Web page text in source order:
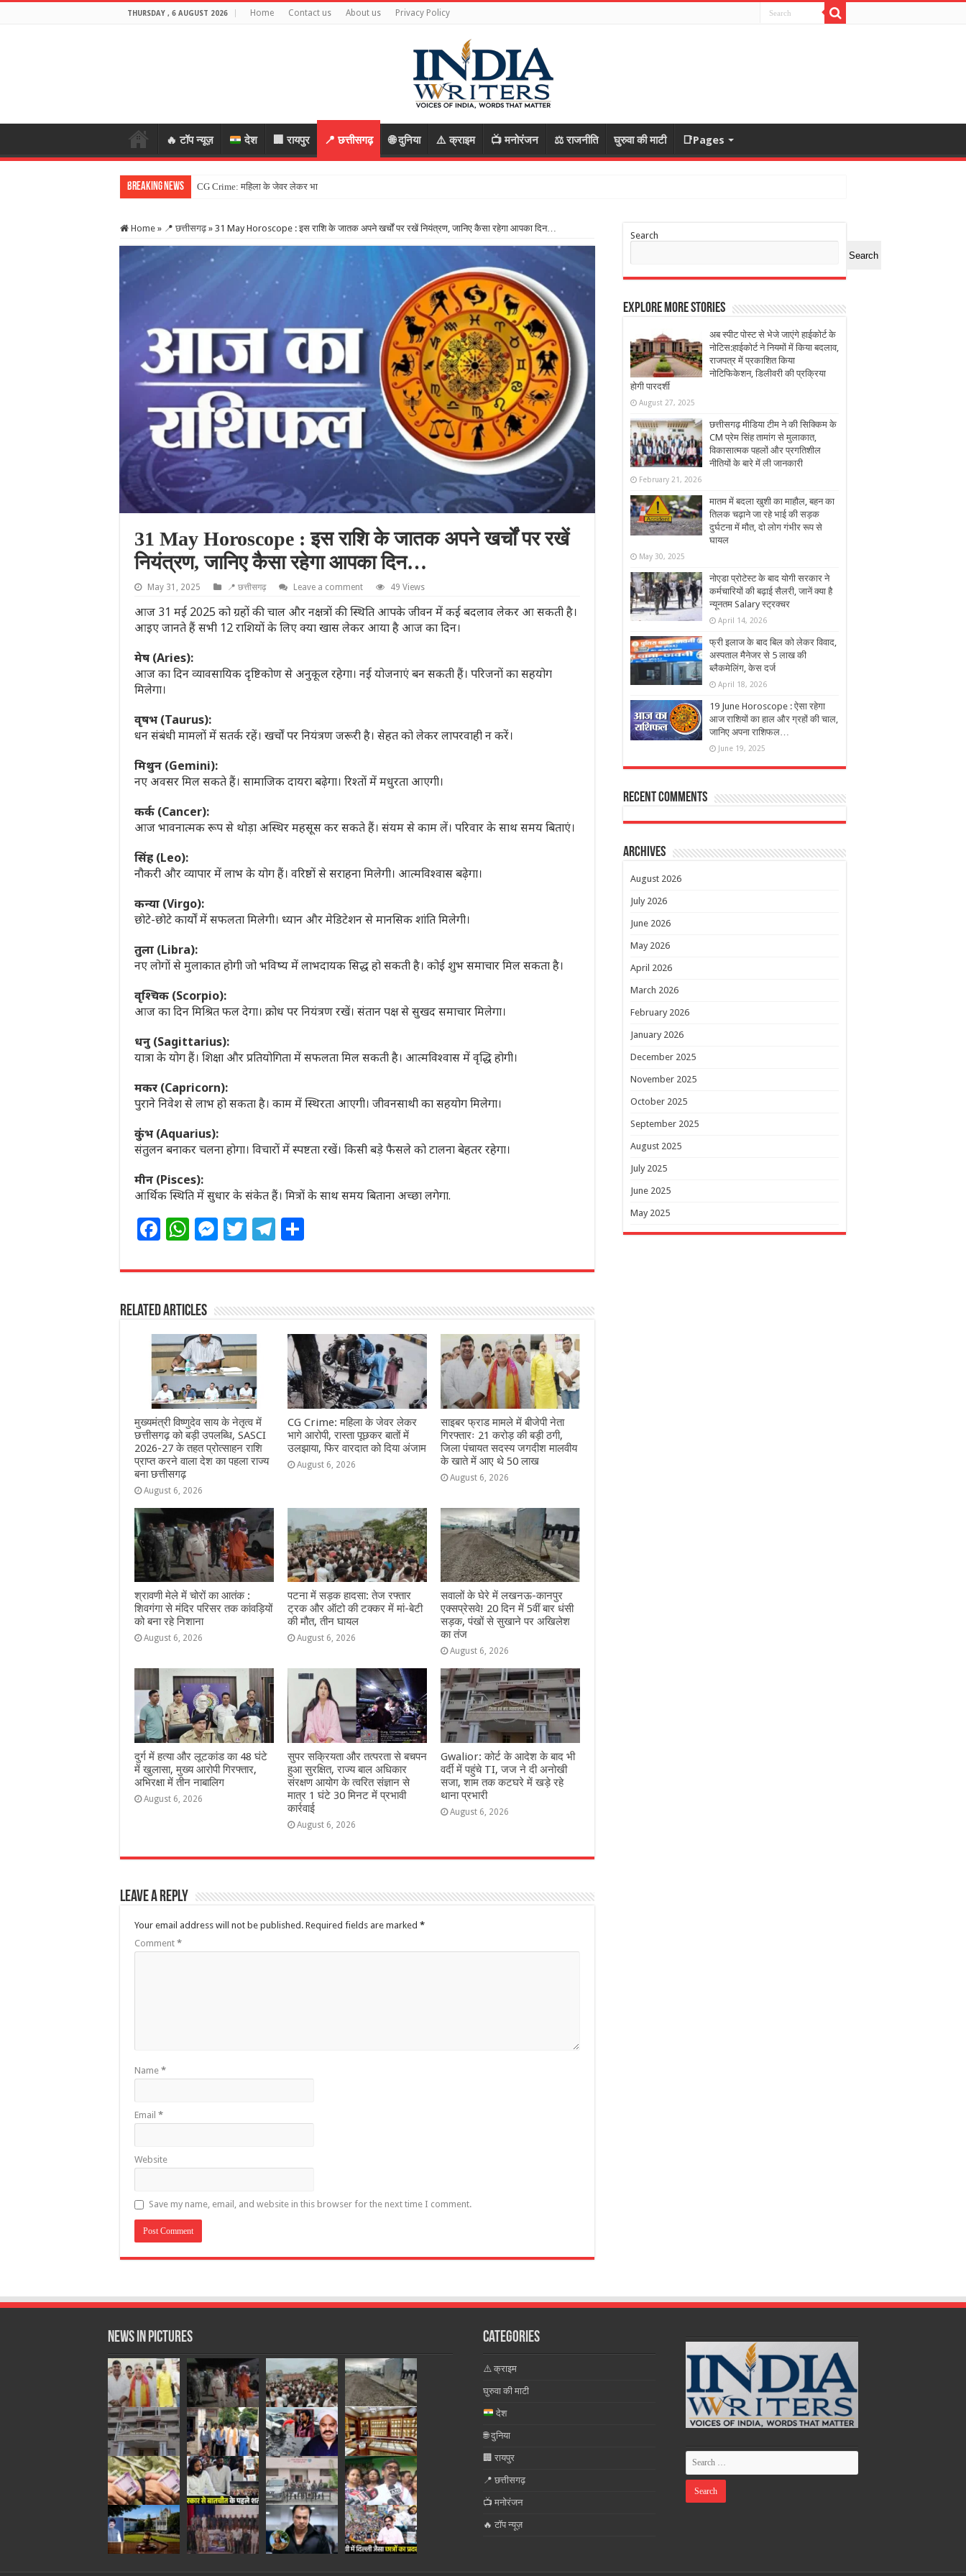
THURSDAY , 6 AUGUST 2026 Home Contact us About us Privacy Policy
🔥 टॉप न्यूज़ देश 🏢 रायपुर 📍 छत्तीसगढ़ 🌐 दुनिया ⚠️ क्राइम 📺 मनोरंजन ⚖️ राजनीति घुरुवा की माटी 📑Pages
Breaking News CG Crime: महिला के जेवर लेकर भागे आरोपी, रास्ता पूछकर बातों में उलझाया, फिर वारदात को
Home » 📍 छत्तीसगढ़ » 31 May Horoscope : इस राशि के जातक अपने खर्चों पर रखें नियंत्रण, जानिए कैसा रहेगा आपका दिन…
31 May Horoscope : इस राशि के जातक अपने खर्चों पर रखें
नियंत्रण, जानिए कैसा रहेगा आपका दिन…
May 31, 2025 📍 छत्तीसगढ़ Leave a comment 49 Views
आज 31 मई 2025 को ग्रहों की चाल और नक्षत्रों की स्थिति आपके जीवन में कई बदलाव लेकर आ सकती है।
आइए जानते हैं सभी 12 राशियों के लिए क्या खास लेकर आया है आज का दिन।
मेष (Aries):
आज का दिन व्यावसायिक दृष्टिकोण से अनुकूल रहेगा। नई योजनाएं बन सकती हैं। परिजनों का सहयोग
मिलेगा।
वृषभ (Taurus):
धन संबंधी मामलों में सतर्क रहें। खर्चों पर नियंत्रण जरूरी है। सेहत को लेकर लापरवाही न करें।
मिथुन (Gemini):
नए अवसर मिल सकते हैं। सामाजिक दायरा बढ़ेगा। रिश्तों में मधुरता आएगी।
कर्क (Cancer):
आज भावनात्मक रूप से थोड़ा अस्थिर महसूस कर सकते हैं। संयम से काम लें। परिवार के साथ समय बिताएं।
सिंह (Leo):
नौकरी और व्यापार में लाभ के योग हैं। वरिष्ठों से सराहना मिलेगी। आत्मविश्वास बढ़ेगा।
कन्या (Virgo):
छोटे-छोटे कार्यों में सफलता मिलेगी। ध्यान और मेडिटेशन से मानसिक शांति मिलेगी।
तुला (Libra):
नए लोगों से मुलाकात होगी जो भविष्य में लाभदायक सिद्ध हो सकती है। कोई शुभ समाचार मिल सकता है।
वृश्चिक (Scorpio):
आज का दिन मिश्रित फल देगा। क्रोध पर नियंत्रण रखें। संतान पक्ष से सुखद समाचार मिलेगा।
धनु (Sagittarius):
यात्रा के योग हैं। शिक्षा और प्रतियोगिता में सफलता मिल सकती है। आत्मविश्वास में वृद्धि होगी।
मकर (Capricorn):
पुराने निवेश से लाभ हो सकता है। काम में स्थिरता आएगी। जीवनसाथी का सहयोग मिलेगा।
कुंभ (Aquarius):
संतुलन बनाकर चलना होगा। विचारों में स्पष्टता रखें। किसी बड़े फैसले को टालना बेहतर रहेगा।
मीन (Pisces):
आर्थिक स्थिति में सुधार के संकेत हैं। मित्रों के साथ समय बिताना अच्छा लगेगा.
F
c
e
b
o
o
k
W
at
s
A
p
p
M
ss
n
g
e
r
T
itt
r
T
e
ra
m
ar
Related Articles
मुख्यमंत्री विष्णुदेव साय के नेतृत्व में
छत्तीसगढ़ को बड़ी उपलब्धि, SASCI
2026-27 के तहत प्रोत्साहन राशि
प्राप्त करने वाला देश का पहला राज्य
बना छत्तीसगढ़
August 6, 2026
CG Crime: महिला के जेवर लेकर
भागे आरोपी, रास्ता पूछकर बातों में
उलझाया, फिर वारदात को दिया अंजाम
August 6, 2026
साइबर फ्राड मामले में बीजेपी नेता
गिरफ्तारः 21 करोड़ की बड़ी ठगी,
जिला पंचायत सदस्य जगदीश मालवीय
के खाते में आए थे 50 लाख
August 6, 2026
श्रावणी मेले में चोरों का आतंक :
शिवगंगा से मंदिर परिसर तक कांवड़ियों
को बना रहे निशाना
August 6, 2026
पटना में सड़क हादसा: तेज रफ्तार
ट्रक और ऑटो की टक्कर में मां-बेटी
की मौत, तीन घायल
August 6, 2026
सवालों के घेरे में लखनऊ-कानपुर
एक्सप्रेसवे! 20 दिन में 5वीं बार धंसी
सड़क, पंखों से सुखाने पर अखिलेश
का तंज
August 6, 2026
दुर्ग में हत्या और लूटकांड का 48 घंटे
में खुलासा, मुख्य आरोपी गिरफ्तार,
अभिरक्षा में तीन नाबालिग
August 6, 2026
सुपर सक्रियता और तत्परता से बचपन
हुआ सुरक्षित, राज्य बाल अधिकार
संरक्षण आयोग के त्वरित संज्ञान से
मात्र 1 घंटे 30 मिनट में प्रभावी
कार्रवाई
August 6, 2026
Gwalior: कोर्ट के आदेश के बाद भी
वर्दी में पहुंचे TI, जज ने दी अनोखी
सजा, शाम तक कटघरे में खड़े रहे
थाना प्रभारी
August 6, 2026
Leave a Reply
Your email address will not be published. Required fields are marked *
Comment *
Name *
Email *
Website
Save my name, email, and website in this browser for the next time I comment.
Search
Search
Explore More Stories
अब स्पीट पोस्ट से भेजे जाएंगे हाईकोर्ट के
नोटिस:हाईकोर्ट ने नियमों में किया बदलाव,
राजपत्र में प्रकाशित किया
नोटिफिकेशन, डिलीवरी की प्रक्रिया
होगी पारदर्शी
August 27, 2025
छत्तीसगढ़ मीडिया टीम ने की सिक्किम के
CM प्रेम सिंह तामांग से मुलाकात,
विकासात्मक पहलों और प्रगतिशील
नीतियों के बारे में ली जानकारी
February 21, 2026
मातम में बदला खुशी का माहौल, बहन का
तिलक चढ़ाने जा रहे भाई की सड़क
दुर्घटना में मौत, दो लोग गंभीर रूप से
घायल
May 30, 2025
नोएडा प्रोटेस्ट के बाद योगी सरकार ने
कर्मचारियों की बढ़ाई सैलरी, जानें क्या है
न्यूनतम Salary स्ट्रक्चर
April 14, 2026
फ्री इलाज के बाद बिल को लेकर विवाद,
अस्पताल मैनेजर से 5 लाख की
ब्लैकमेलिंग, केस दर्ज
April 18, 2026
19 June Horoscope : ऐसा रहेगा
आज राशियों का हाल और ग्रहों की चाल,
जानिए अपना राशिफल…
June 19, 2025
Recent Comments
Archives
August 2026
July 2026
June 2026
May 2026
April 2026
March 2026
February 2026
January 2026
December 2025
November 2025
October 2025
September 2025
August 2025
July 2025
June 2025
May 2025
News in Pictures Categories
⚠️ क्राइम
घुरुवा की माटी
देश
🌐 दुनिया
🏢 रायपुर
📍 छत्तीसगढ़
📺 मनोरंजन
🔥 टॉप न्यूज़